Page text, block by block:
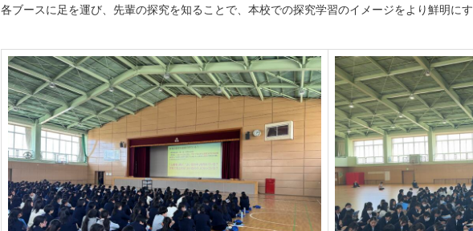
各ブースに足を運び、先輩の探究を知ることで、本校での探究学習のイメージをより鮮明にす